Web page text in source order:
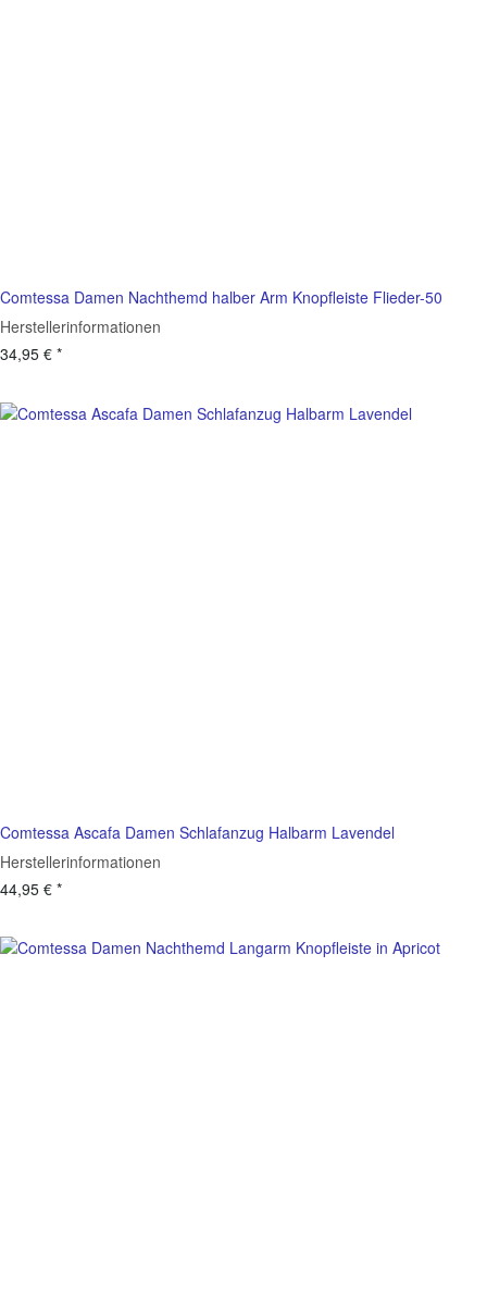
Comtessa Damen Nachthemd halber Arm Knopfleiste Flieder-50
Herstellerinformationen
34,95 € *
Comtessa Ascafa Damen Schlafanzug Halbarm Lavendel
Herstellerinformationen
44,95 € *